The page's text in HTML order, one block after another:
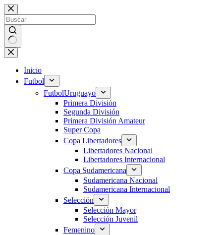
Saltar
al
contenido
Sin
resultados
Inicio
Futbol
FutbolUruguayo
Primera División
Segunda División
Primera División Amateur
Super Copa
Copa Libertadores
Libertadores Nacional
Libertadores Internacional
Copa Sudamericana
Sudamericana Nacional
Sudamericana Internacional
Selección
Selección Mayor
Selección Juvenil
Femenino